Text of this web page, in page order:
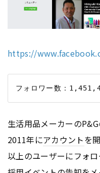
https://
生活用品メーカーの
2011年にアカウントを
以上のユーザーにフォロ